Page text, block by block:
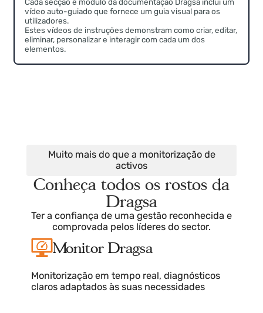
Explicações pormenorizadas
A Dragsa fornece descrições exaustivas de cada uma das
suas caraterísticas, abrangendo um nível de pormenor que
vai desde os elementos mais pequenos da plataforma até
aos serviços e funcionalidades mais complexos.
utilizadores.
Estes vídeos de instruções demonstram como criar, editar,
eliminar, personalizar e interagir com cada um dos
elementos.
Muito mais do que a monitorização de